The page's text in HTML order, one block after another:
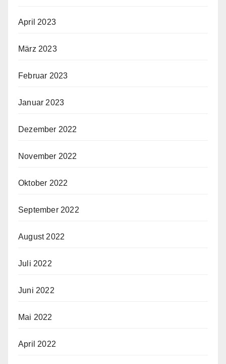
April 2023
März 2023
Februar 2023
Januar 2023
Dezember 2022
November 2022
Oktober 2022
September 2022
August 2022
Juli 2022
Juni 2022
Mai 2022
April 2022